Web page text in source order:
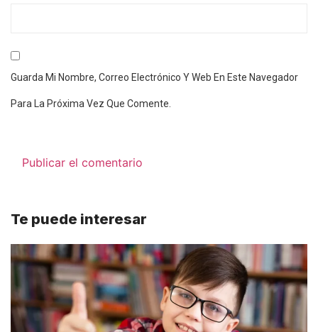
Guarda Mi Nombre, Correo Electrónico Y Web En Este Navegador
Para La Próxima Vez Que Comente.
Te puede interesar